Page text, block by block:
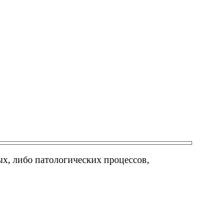
либо патологических процессов,